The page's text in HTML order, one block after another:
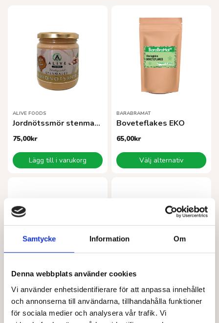
Samtycke Information Om
Denna webbplats använder cookies
Vi använder enhetsidentifierare för att anpassa innehållet
och annonserna till användarna, tillhandahålla funktioner
för sociala medier och analysera vår trafik. Vi
ALIVE FOODS
Jordnötssmör stenmalet torrostad/saltat EKO 260 g
75,00kr
Lägg till i varukorg
BARABRAMAT
Boveteflakes EKO
65,00kr
Välj alternativ
Den
här
olika
alternativen
kan
väljas
produktsidan
AMAIZIN
Ananasbitar EKO 400 g
52,00kr
LA COLLINA
Aprikosmarmelad EKO 270 g
65,00kr